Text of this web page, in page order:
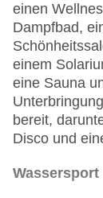
einen
Dampfbad,
einem
eine Sauna
bereit,
Disco und
Wassersport